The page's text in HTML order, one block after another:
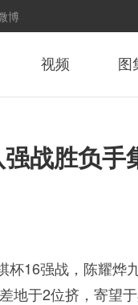
博
视频 图
战胜负手
杯16强战，陈耀烨
地于2位挤，寄望